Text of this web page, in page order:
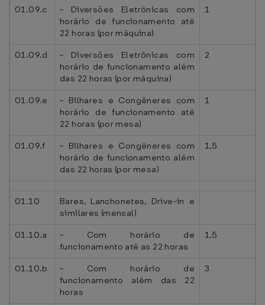
01.09.c
- Diversões Eletrônicas com
horário de funcionamento até
22 horas (por máquina)
1
01.09.d
- Diversões Eletrônicas com
horário de funcionamento além
das 22 horas (por máquina)
2
01.09.e
- Bilhares e Congêneres com
horário de funcionamento até
22 horas (por mesa)
1
01.09.f
- Bilhares e Congêneres com
horário de funcionamento além
das 22 horas (por mesa)
1,5
01.10
Bares, Lanchonetes, Drive-in e
similares (mensal)
01.10.a
- Com horário de
funcionamento até as 22 horas
1,5
01.10.b
- Com horário de
funcionamento além das 22
horas
3